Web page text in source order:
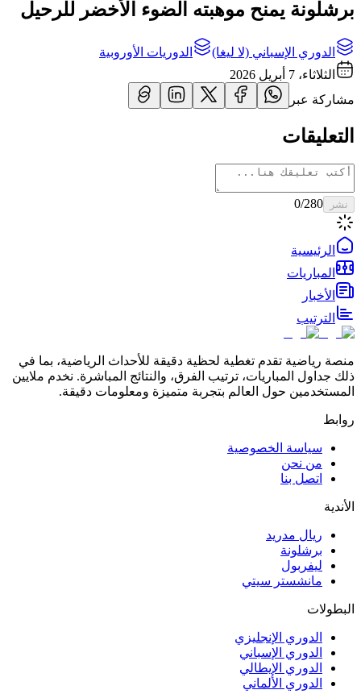
برشلونة يمنح موهبته الضوء الأخضر للرحيل
الدوري الإسباني (لا ليغا)
الدوريات الأوروبية
الثلاثاء، 7 أبريل 2026
مشاركة عبر
التعليقات
نشر 0/280
الرئيسية
المباريات
الأخبار
الترتيب
منصة رياضية تقدم تغطية لحظية دقيقة للأحداث الرياضية، بما في
ذلك جداول المباريات، ترتيب الفرق، والنتائج المباشرة. نخدم ملايين
المستخدمين حول العالم بتجربة متميزة ومعلومات دقيقة.
روابط
سياسة الخصوصية
من نحن
اتصل بنا
الأندية
ريال مدريد
برشلونة
ليفربول
مانشستر سيتي
البطولات
الدوري الإنجليزي
الدوري الإسباني
الدوري الإيطالي
الدوري الألماني